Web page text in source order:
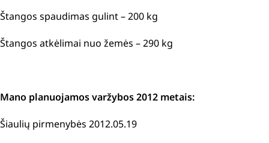
Štangos spaudimas gulint – 200 kg
Štangos atkėlimai nuo žemės – 290 kg
Mano planuojamos varžybos 2012 metais:
Šiaulių pirmenybės 2012.05.19